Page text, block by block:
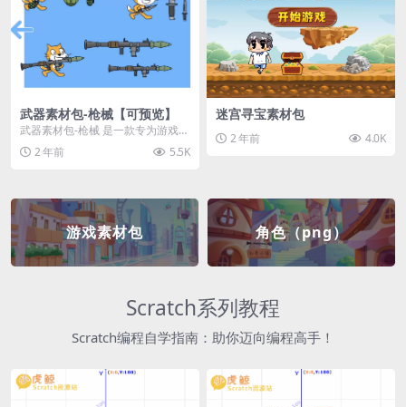
武器素材包-枪械【可预览】
武器素材包-枪械 是一款专为游戏开
发者和创作者设计的素材包，包含
多种高质量的枪械...
2 年前 5.5K
迷宫寻宝素材包
2 年前 4.0K
游戏素材包 角色（png）
Scratch系列教程
Scratch编程自学指南：助你迈向编程高手！